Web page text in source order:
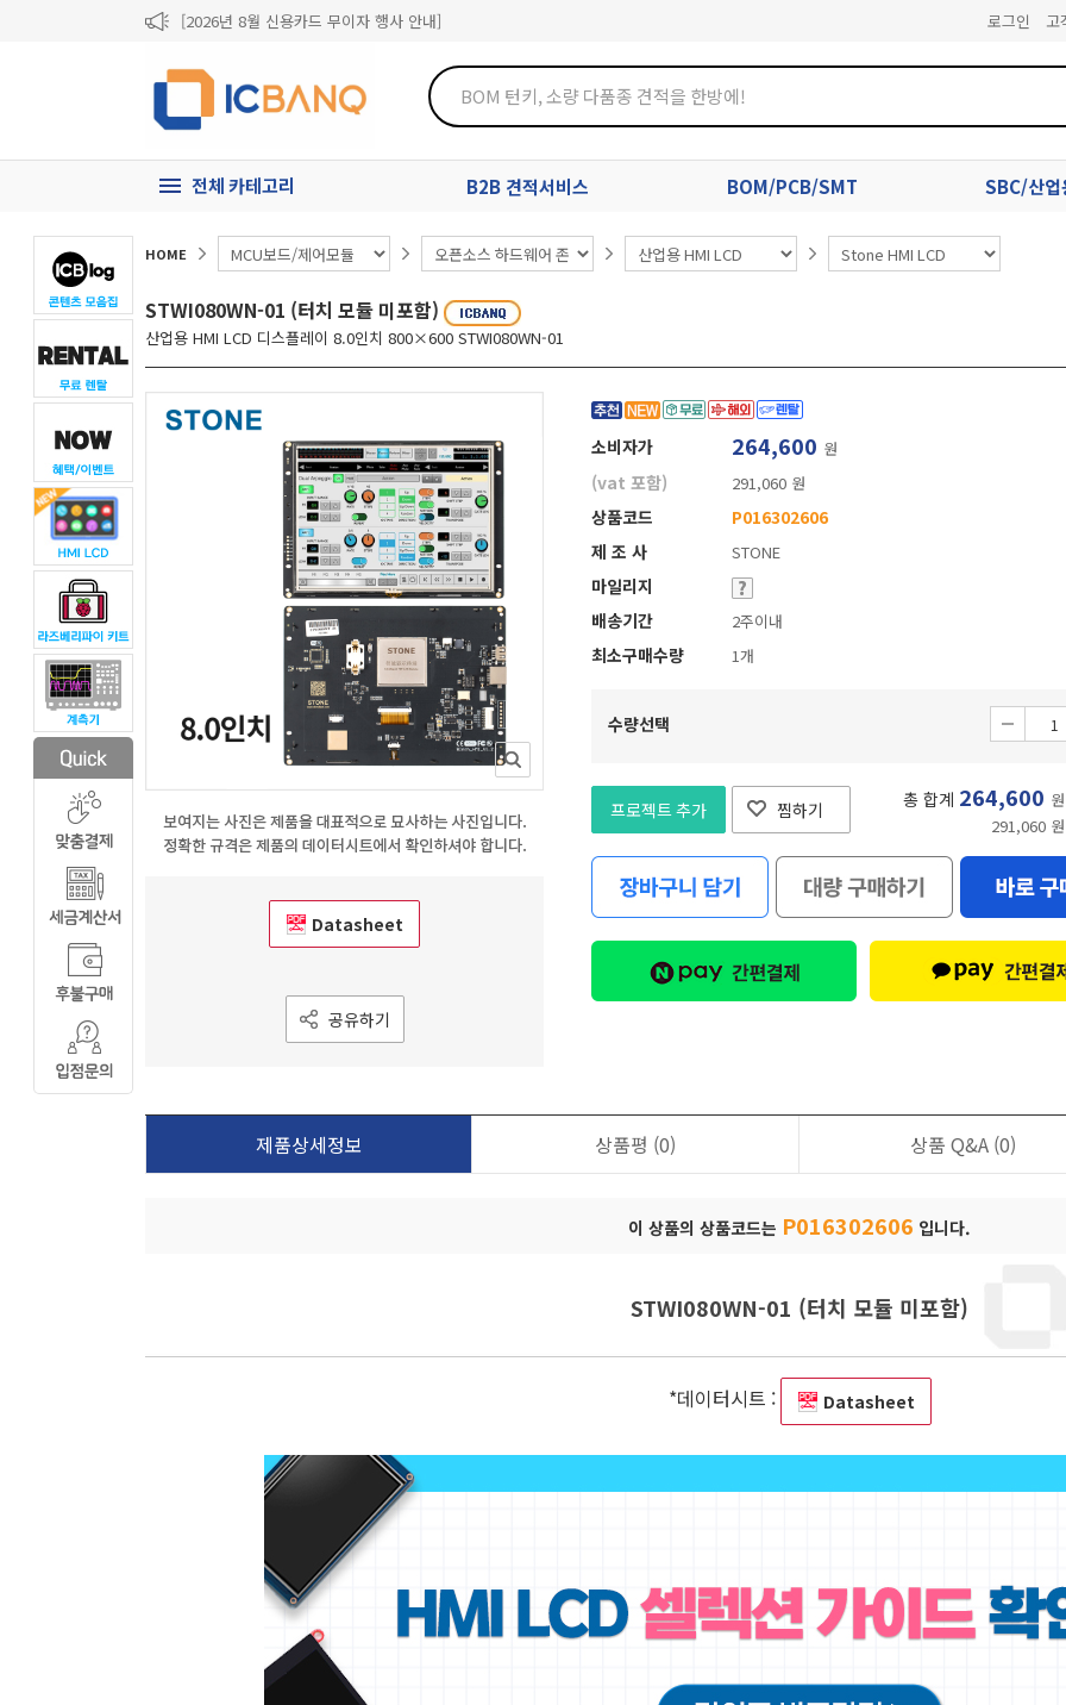
[2026년 8월 신용카드 무이자 행사 안내]
[마일리지 적립 및 사용 정책 개편 안내]
로그인 고
전체 카테고리 B2B 견적서비스 BOM/PCB/SMT SBC/산업
HOME
STWI080WN-01 (터치 모듈 미포함)
산업용 HMI LCD 디스플레이 8.0인치 800×600 STWI080WN-01
Datasheet
공유하기
소비자가 264,600 원
(vat 포함) 291,060 원
상품코드
P016302606
제 조 사
STONE
마일리지
배송기간
2주이내
최소구매수량 1개
수량선택
프로젝트 추가 찜하기 총 합계 264,600
291,060
제품상세정보 상품평 (0) 상품 Q&A (0)
이 상품의 상품코드는 P016302606 입니다.
STWI080WN-01 (터치 모듈 미포함)
*데이터시트 : Datasheet